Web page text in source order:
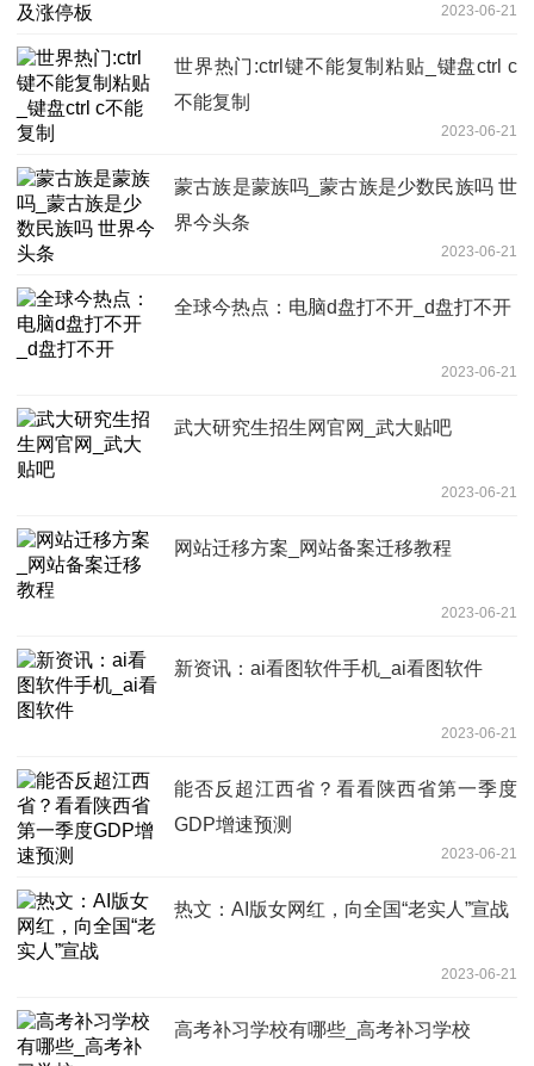
2023-06-21
世界热门:ctrl键不能复制粘贴_键盘ctrl c
不能复制
2023-06-21
蒙古族是蒙族吗_蒙古族是少数民族吗 世
界今头条
2023-06-21
全球今热点：电脑d盘打不开_d盘打不开
2023-06-21
武大研究生招生网官网_武大贴吧
2023-06-21
网站迁移方案_网站备案迁移教程
2023-06-21
新资讯：ai看图软件手机_ai看图软件
2023-06-21
能否反超江西省？看看陕西省第一季度
GDP增速预测
2023-06-21
热文：AI版女网红，向全国“老实人”宣战
2023-06-21
高考补习学校有哪些_高考补习学校